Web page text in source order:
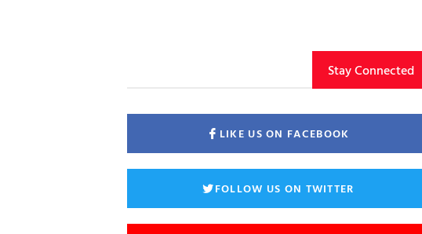
Stay Connected
LIKE US ON FACEBOOK
FOLLOW US ON TWITTER